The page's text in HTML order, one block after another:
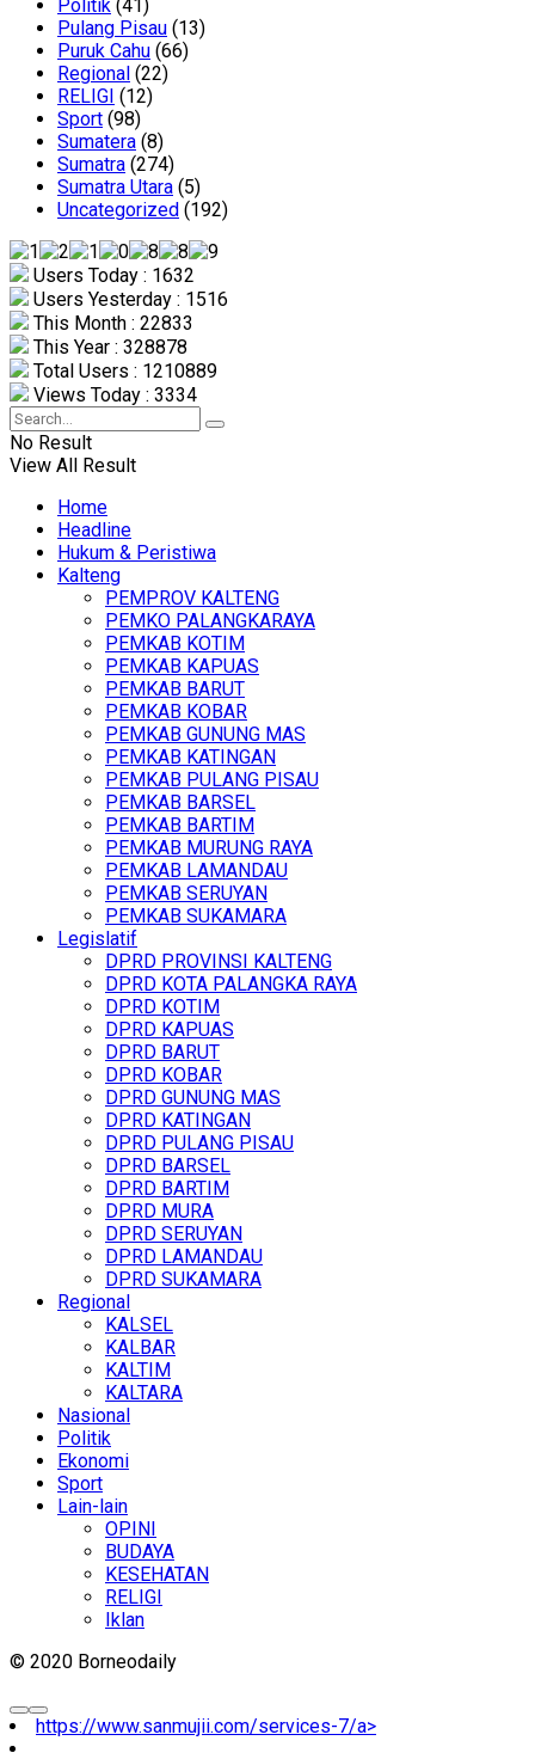
Politik (41)
Pulang Pisau (13)
Puruk Cahu (66)
Regional (22)
RELIGI (12)
Sport (98)
Sumatera (8)
Sumatra (274)
Sumatra Utara (5)
Uncategorized (192)
Users Today : 1632
Users Yesterday : 1516
This Month : 22833
This Year : 328878
Total Users : 1210889
Views Today : 3334
No Result
View All Result
Home
Headline
Hukum & Peristiwa
Kalteng
PEMPROV KALTENG
PEMKO PALANGKARAYA
PEMKAB KOTIM
PEMKAB KAPUAS
PEMKAB BARUT
PEMKAB KOBAR
PEMKAB GUNUNG MAS
PEMKAB KATINGAN
PEMKAB PULANG PISAU
PEMKAB BARSEL
PEMKAB BARTIM
PEMKAB MURUNG RAYA
PEMKAB LAMANDAU
PEMKAB SERUYAN
PEMKAB SUKAMARA
Legislatif
DPRD PROVINSI KALTENG
DPRD KOTA PALANGKA RAYA
DPRD KOTIM
DPRD KAPUAS
DPRD BARUT
DPRD KOBAR
DPRD GUNUNG MAS
DPRD KATINGAN
DPRD PULANG PISAU
DPRD BARSEL
DPRD BARTIM
DPRD MURA
DPRD SERUYAN
DPRD LAMANDAU
DPRD SUKAMARA
Regional
KALSEL
KALBAR
KALTIM
KALTARA
Nasional
Politik
Ekonomi
Sport
Lain-lain
OPINI
BUDAYA
KESEHATAN
RELIGI
Iklan
© 2020 Borneodaily
https://www.sanmujii.com/services-7/a>